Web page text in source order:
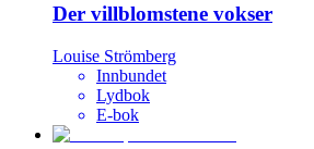
Der villblomstene vokser
Louise Strömberg
Innbundet
Lydbok
E-bok